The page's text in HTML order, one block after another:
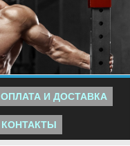
ОПЛАТА И ДОСТАВКА
КОНТАКТЫ